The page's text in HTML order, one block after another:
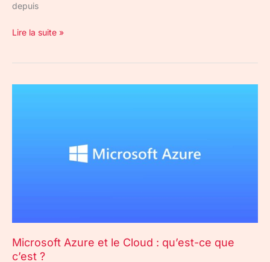
depuis
Lire la suite »
Microsoft Azure et le Cloud : qu’est-ce que
c’est ?